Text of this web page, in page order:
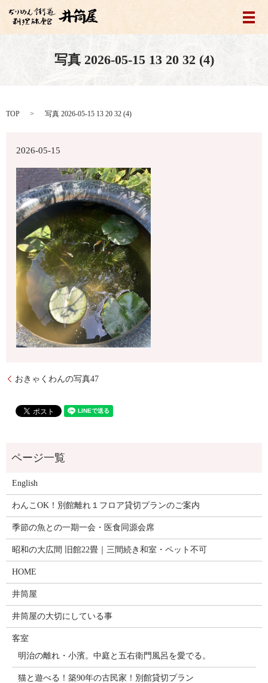
メ
写真 2026-05-15 13 20 32 (4)
TOP 写真 2026-05-15 13 20 32 (4)
2026-05-15
おきゃくわんの写真47
English
わんこOK！別館離れ１フロア貸切プランのご案内
季節の魚との一期一会・医食同源会席
昭和の大広間 旧館22畳｜三間続き和室・ペット不可
HOME
井筒屋
井筒屋の大切にしている事
客室
明治の離れ・小濱。中庭と五右衛門風呂を愛でる。
猫と遊べる！築90年の古民家！別館貸切プラン